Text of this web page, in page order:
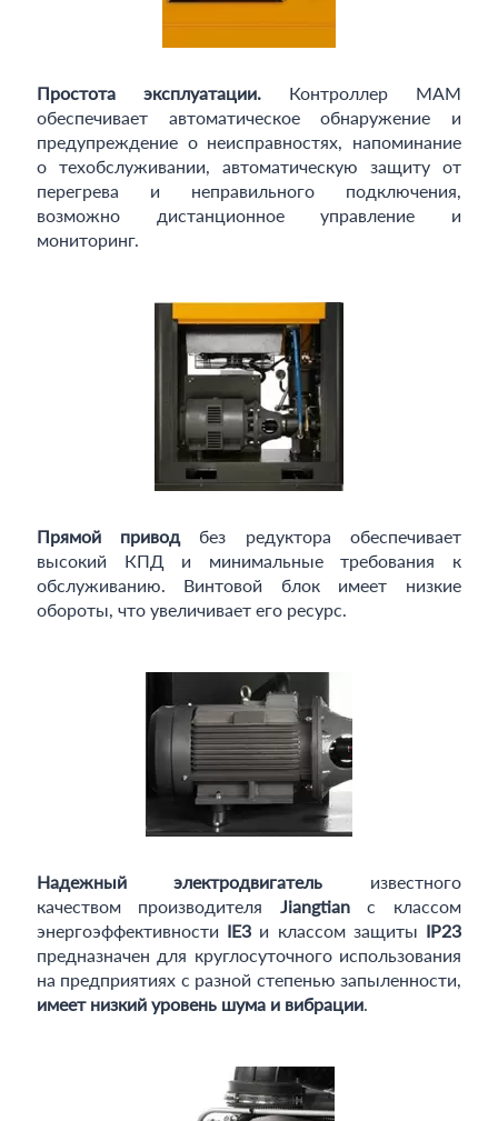
Простота эксплуатации.Контроллер MAM
обеспечивает автоматическое обнаружение и
предупреждение о неисправностях, напоминание
о техобслуживании, автоматическую защиту от
перегрева и неправильного подключения,
возможно дистанционное управление и
мониторинг.
Прямой приводбез редуктора обеспечивает
высокий КПД и минимальные требования к
обслуживанию. Винтовой блок имеет низкие
обороты, что увеличивает его ресурс.
Надежный электродвигатель известного
качеством производителя Jiangtianс классом
энергоэффективности IE3 и классом защиты IP23
предназначен для круглосуточного использования
на предприятиях с разной степенью запыленности,
имеет низкий уровень шума и вибрации.